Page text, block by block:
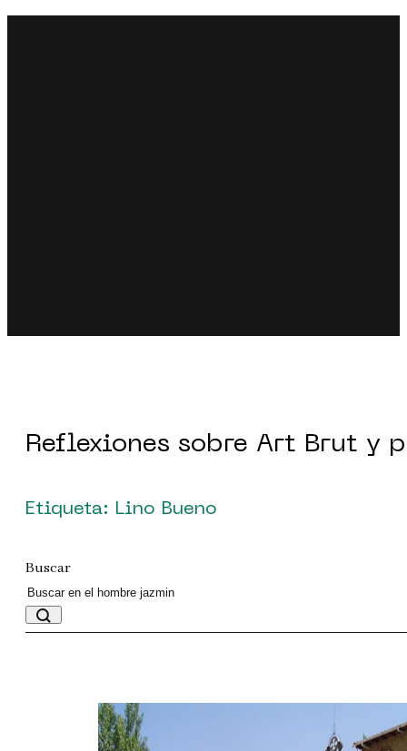
Reflexiones sobre Art Brut y
Etiqueta: Lino Bueno
Buscar